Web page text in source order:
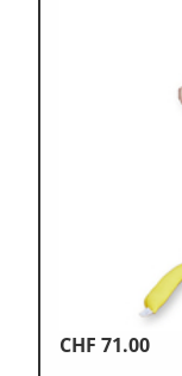
CHF 71.00